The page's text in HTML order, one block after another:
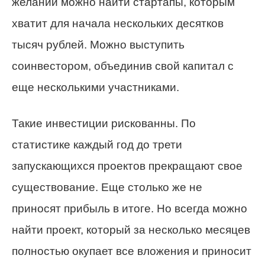
хватит для начала нескольких десятков
тысяч рублей. Можно выступить
соинвестором, объединив свой капитал с
еще несколькими участниками.
Такие инвестиции рискованны. По
статистике каждый год до трети
запускающихся проектов прекращают свое
существование. Еще столько же не
приносят прибыль в итоге. Но всегда можно
найти проект, который за несколько месяцев
полностью окупает все вложения и приносит